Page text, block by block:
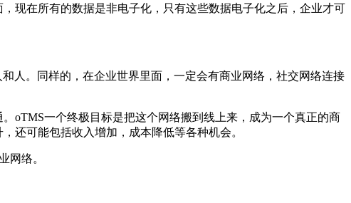
现在所有的数据是非电子化，只有这些数据电子化之后，企业才可
人。同样的，在企业世界里面，一定会有商业网络，社交网络连接
oTMS一个终极目标是把这个网络搬到线上来，成为一个真正的商
还可能包括收入增加，成本降低等各种机会。
网络。